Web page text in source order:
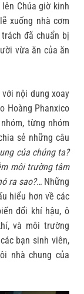
Chúa giờ kinh
xuống nhà cơm
đã chuẩn bị
vừa ăn của ăn
với nội dung xoay
Hoàng Phanxico
từng nhóm
sẻ những câu
của chúng ta?
môi trường tâm
ra sao?… Những
hiểu hơn về các
đổi khí hậu, ô
và môi trường
bạn sinh viên,
nhà chung của